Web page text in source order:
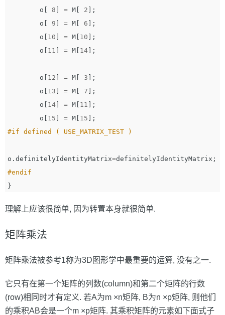
o 8 = M 2 ];
o
9 = M 6 ];
o
10 = M 10 ];
o
11 = M 14 ];
o 12 = M 3 ];
o
13 = M 7 ];
o
14 = M 11 ];
o
15 = M 15 ];
o . definitelyIdentityMatrix=definitelyIdentityMatrix ;
}
理解上应该很简单, 因为转置本身就很简单.
矩阵乘法
矩阵乘法被参考1称为3D图形学中最重要的运算, 没有之一.
它只有在第一个矩阵的列数(column)和第二个矩阵的行数
(row)相同时才有定义. 若A为m ×n矩阵, B为n ×p矩阵, 则他们
的乘积AB会是一个m ×p矩阵. 其乘积矩阵的元素如下面式子